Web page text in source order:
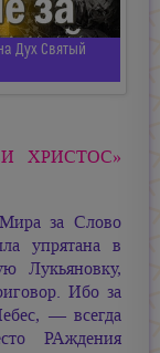
Дух Святый
ХРИСТОС»
за Слово
упрятана в
Лукьяновку,
Ибо за
—всегда
РАждения